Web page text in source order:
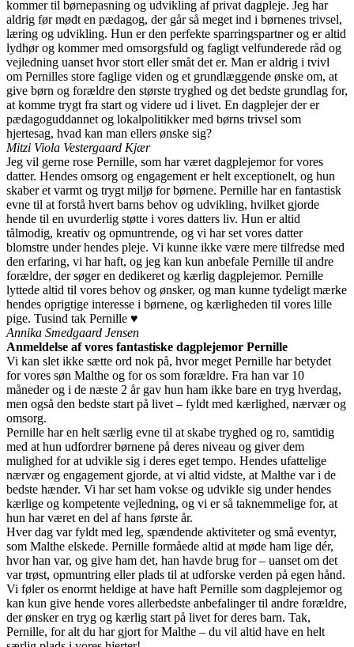
kommer til børnepasning og udvikling af privat dagpleje. Jeg har
aldrig før mødt en pædagog, der går så meget ind i børnenes trivsel,
læring og udvikling. Hun er den perfekte sparringspartner og er altid
lydhør og kommer med omsorgsfuld og fagligt velfunderede råd og
vejledning uanset hvor stort eller småt det er. Man er aldrig i tvivl
om Pernilles store faglige viden og et grundlæggende ønske om, at
give børn og forældre den største tryghed og det bedste grundlag for,
at komme trygt fra start og videre ud i livet. En dagplejer der er
pædagoguddannet og lokalpolitikker med børns trivsel som
hjertesag, hvad kan man ellers ønske sig?
Mitzi Viola Vestergaard Kjær
Jeg vil gerne rose Pernille, som har været dagplejemor for vores
datter. Hendes omsorg og engagement er helt exceptionelt, og hun
skaber et varmt og trygt miljø for børnene. Pernille har en fantastisk
evne til at forstå hvert barns behov og udvikling, hvilket gjorde
hende til en uvurderlig støtte i vores datters liv. Hun er altid
tålmodig, kreativ og opmuntrende, og vi har set vores datter
blomstre under hendes pleje. Vi kunne ikke være mere tilfredse med
den erfaring, vi har haft, og jeg kan kun anbefale Pernille til andre
forældre, der søger en dedikeret og kærlig dagplejemor. Pernille
lyttede altid til vores behov og ønsker, og man kunne tydeligt mærke
hendes oprigtige interesse i børnene, og kærligheden til vores lille
pige. Tusind tak Pernille ♥️
Annika Smedgaard Jensen
Anmeldelse af vores fantastiske dagplejemor Pernille
Vi kan slet ikke sætte ord nok på, hvor meget Pernille har betydet
for vores søn Malthe og for os som forældre. Fra han var 10
måneder og i de næste 2 år gav hun ham ikke bare en tryg hverdag,
men også den bedste start på livet – fyldt med kærlighed, nærvær og
omsorg.
Pernille har en helt særlig evne til at skabe tryghed og ro, samtidig
med at hun udfordrer børnene på deres niveau og giver dem
mulighed for at udvikle sig i deres eget tempo. Hendes ufattelige
nærvær og engagement gjorde, at vi altid vidste, at Malthe var i de
bedste hænder. Vi har set ham vokse og udvikle sig under hendes
kærlige og kompetente vejledning, og vi er så taknemmelige for, at
hun har været en del af hans første år.
Hver dag var fyldt med leg, spændende aktiviteter og små eventyr,
som Malthe elskede. Pernille formåede altid at møde ham lige dér,
hvor han var, og give ham det, han havde brug for – uanset om det
var trøst, opmuntring eller plads til at udforske verden på egen hånd.
Vi føler os enormt heldige at have haft Pernille som dagplejemor og
kan kun give hende vores allerbedste anbefalinger til andre forældre,
der ønsker en tryg og kærlig start på livet for deres barn. Tak,
Pernille, for alt du har gjort for Malthe – du vil altid have en helt